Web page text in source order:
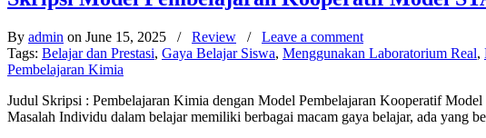
By admin on June 15, 2025 / Review / Leave a comment
Tags: Belajar dan Prestasi, Gaya Belajar Siswa, Menggunakan Laboratorium Real,
Pembelajaran Kimia
Judul Skripsi : Pembelajaran Kimia dengan Model Pembelajaran Kooperatif
Masalah Individu dalam belajar memiliki berbagai macam gaya belajar, ada yang